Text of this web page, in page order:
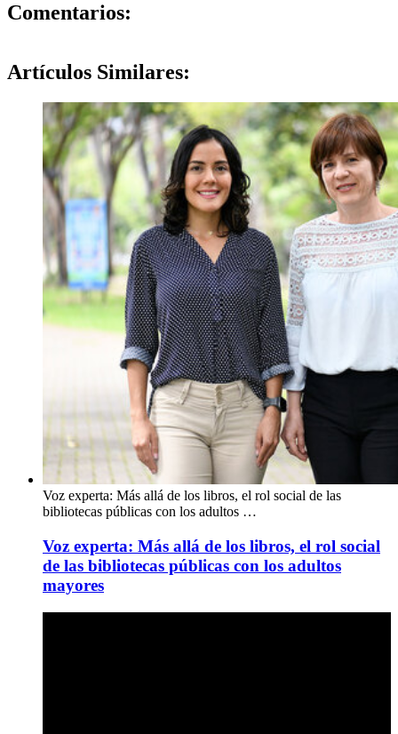
Comentarios:
Artículos Similares:
Voz experta: Más allá de los libros, el rol social de las
bibliotecas públicas con los adultos …
Voz experta: Más allá de los libros, el rol social
de las bibliotecas públicas con los adultos
mayores